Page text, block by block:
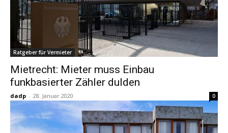
Ratgeber für Vermieter
Mietrecht: Mieter muss Einbau
funkbasierter Zähler dulden
dadp - 28. Januar 2020 0